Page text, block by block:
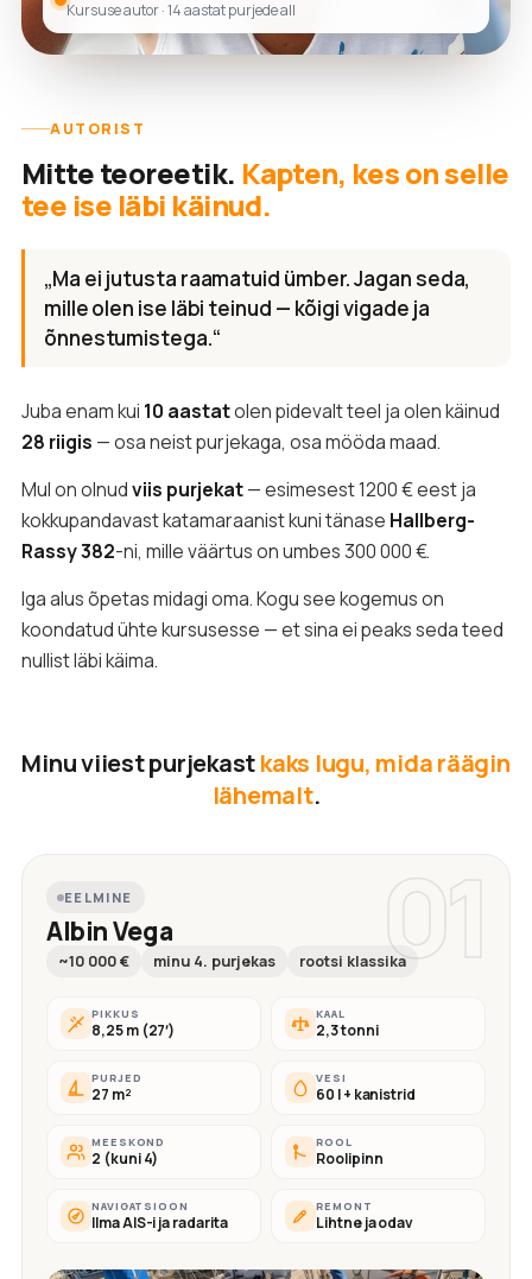
Kursuse autor · 14 aastat purjede all
AUTORIST
Mitte teoreetik. Kapten, kes on selle
tee ise läbi käinud.
„Ma ei jutusta raamatuid ümber. Jagan seda,
mille olen ise läbi teinud — kõigi vigade ja
õnnestumistega.“
Juba enam kui 10 aastatolen pidevalt teel ja olen käinud
28 riigis — osa neist purjekaga, osa mööda maad.
Mul on olnudviis purjekat— esimesest 1200 € eest ja
kokkupandavast katamaraanist kuni tänase Hallberg-
Rassy 382-ni, mille väärtus on umbes 300 000 €.
Iga alus õpetas midagi oma. Kogu see kogemus on
koondatud ühte kursusesse — et sina ei peaks seda teed
nullist läbi käima.
Minu viiest purjekastkaks lugu, mida räägin
lähemalt.
01
EELMINE
Albin Vega
~10 000 € minu 4. purjekas rootsi klassika
PIKKUS
8,25 m (27′)
KAAL
2,3 tonni
PURJED
27 m²
VESI
60 l + kanistrid
MEESKOND
2 (kuni 4)
ROOL
Roolipinn
NAVIGATSIOON
Ilma AIS-i ja radarita
REMONT
Lihtne ja odav